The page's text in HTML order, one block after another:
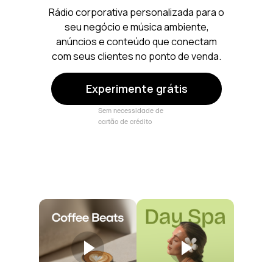
Rádio corporativa personalizada para o
seu negócio e música ambiente,
anúncios e conteúdo que conectam
com seus clientes no ponto de venda.
Experimente grátis
Sem necessidade de
cartão de crédito